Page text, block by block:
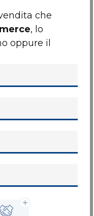
che
, lo
oppure il